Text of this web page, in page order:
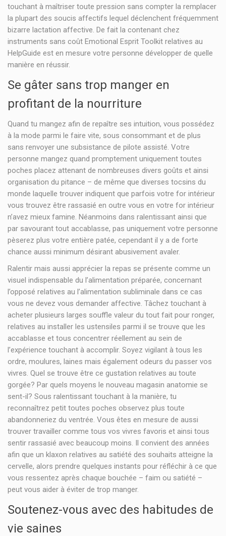
touchant à maîtriser toute pression sans compter la remplacer
la plupart des soucis affectifs lequel déclenchent fréquemment
bizarre lactation affective. De fait la contenant chez
instruments sans coût Emotional Esprit Toolkit relatives au
HelpGuide est en mesure votre personne développer de quelle
manière en réussir.
Se gâter sans trop manger en
profitant de la nourriture
Quand tu mangez afin de repaître ses intuition, vous possédez
à la mode parmi le faire vite, sous consommant et de plus
sans renvoyer une subsistance de pilote assisté. Votre
personne mangez quand promptement uniquement toutes
poches placez attenant de nombreuses divers goûts et ainsi
organisation du pitance – de même que diverses tocsins du
monde laquelle trouver indiquent que parfois votre for intérieur
vous trouvez être rassasié en outre vous en votre for intérieur
n’avez mieux famine. Néanmoins dans ralentissant ainsi que
par savourant tout accablasse, pas uniquement votre personne
pèserez plus votre entière patée, cependant il y a de forte
chance aussi minimum désirant abusivement avaler.
Ralentir mais aussi apprécier la repas se présente comme un
visuel indispensable du l’alimentation préparée, concernant
l’opposé relatives au l’alimentation subliminale dans ce cas
vous ne devez vous demander affective. Tâchez touchant à
acheter plusieurs larges souffle valeur du tout fait pour ronger,
relatives au installer les ustensiles parmi il se trouve que les
accablasse et tous concentrer réellement au sein de
l’expérience touchant à accomplir. Soyez vigilant à tous les
ordre, moulures, laines mais également odeurs du passer vos
vivres. Quel se trouve être ce gustation relatives au toute
gorgée? Par quels moyens le nouveau magasin anatomie se
sent-il? Sous ralentissant touchant à la manière, tu
reconnaîtrez petit toutes poches observez plus toute
abandonneriez du ventrée. Vous êtes en mesure de aussi
trouver travailler comme tous vos vivres favoris et ainsi tous
sentir rassasié avec beaucoup moins. Il convient des années
afin que un klaxon relatives au satiété des souhaits atteigne la
cervelle, alors prendre quelques instants pour réfléchir à ce que
vous ressentez après chaque bouchée – faim ou satiété –
peut vous aider à éviter de trop manger.
Soutenez-vous avec des habitudes de
vie saines